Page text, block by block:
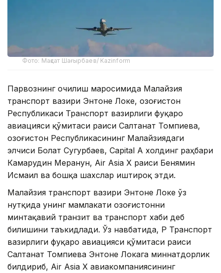
Фото: Мақсат Шағырбаев/ Kazinform
Парвознинг очилиш маросимида Малайзия
транспорт вазири Энтоне Локе, Қозоғистон
Республикаси Транспорт вазирлиги фуқаро
авиацияси қўмитаси раиси Салтанат Томпиева,
Қозоғистон Республикасининг Малайзиядаги
элчиси Болат Сугурбаев, Capital A холдинг раҳбари
Камарудин Меранун, Air Asia X раиси Бенямин
Исмаил ва бошқа шахслар иштироқ этди.
Малайзия транспорт вазири Энтоне Локе ўз
нутқида унинг мамлакати Қозоғистонни
минтақавий транзит ва транспорт хаби деб
билишини таъкидлади. Ўз навбатида, ҚР Транспорт
вазирлиги фуқаро авиацияси қўмитаси раиси
Салтанат Томпиева Энтоне Локага миннатдорлик
билдириб, Air Asia X авиакомпаниясининг